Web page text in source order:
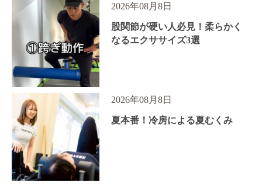
2026年08月8日
股関節が硬い人必見！柔らかく
なるエクササイズ3選
2026年08月8日
夏本番！冷房による夏むくみ